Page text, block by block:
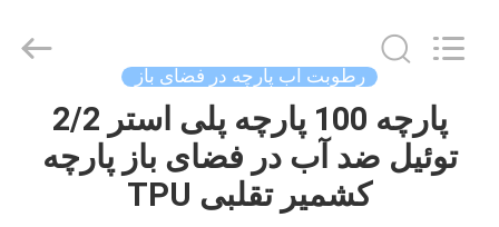
خانه
محصولات
Jingang
رطوبت آب پارچه در فضای باز
پارچه 100 پارچه پلی استر 2/2
توئیل ضد آب در فضای باز پارچه
کشمیر تقلبی TPU